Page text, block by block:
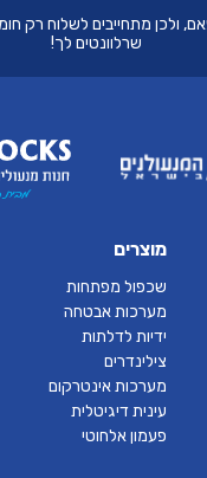
ולכן מתחייבים לשלוח רק
שרלוונטים לך!
מוצרים
שכפול מפתחות
מערכות אבטחה
ידיות לדלתות
צילינדרים
מערכות אינטרקום
עינית דיגיטלית
פעמון אלחוטי